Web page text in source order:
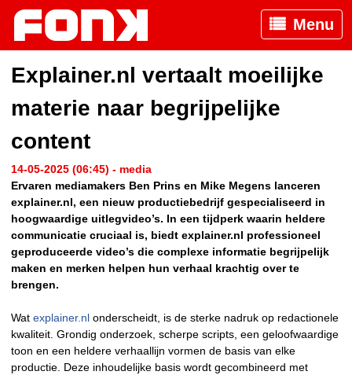
Menu
Explainer.nl vertaalt moeilijke
materie naar begrijpelijke
content
14-05-2025 (06:45) - media
Ervaren mediamakers Ben Prins en Mike Megens lanceren
explainer.nl, een nieuw productiebedrijf gespecialiseerd in
hoogwaardige uitlegvideo’s. In een tijdperk waarin heldere
communicatie cruciaal is, biedt explainer.nl professioneel
geproduceerde video’s die complexe informatie begrijpelijk
maken en merken helpen hun verhaal krachtig over te
brengen.
Wat explainer.nl onderscheidt, is de sterke nadruk op redactionele
kwaliteit. Grondig onderzoek, scherpe scripts, een geloofwaardige
toon en een heldere verhaallijn vormen de basis van elke
productie. Deze inhoudelijke basis wordt gecombineerd met